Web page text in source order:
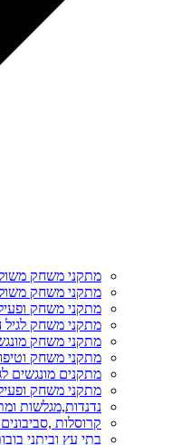
מתקני משחק
מתקני משחק
מתקני משחק
מתקני משחק לגיל
מתקני משחק
מתקני משחק
מתקנים מונגשים
מתקני משחק
נדנדות,מגלשות
קרוסלות ,סביבונים
בתי עץ וביתני